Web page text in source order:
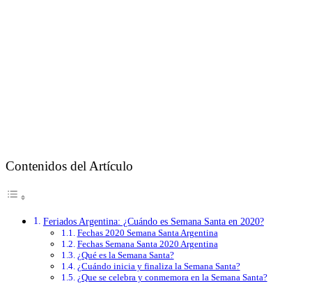
Contenidos del Artículo
Feriados Argentina: ¿Cuándo es Semana Santa en 2020?
Fechas 2020 Semana Santa Argentina
Fechas Semana Santa 2020 Argentina
¿Qué es la Semana Santa?
¿Cuándo inicia y finaliza la Semana Santa?
¿Que se celebra y conmemora en la Semana Santa?